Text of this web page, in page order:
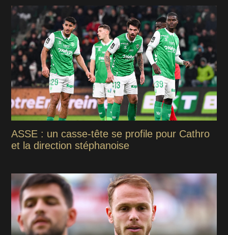
ASSE : un casse-tête se profile pour Cathro
et la direction stéphanoise